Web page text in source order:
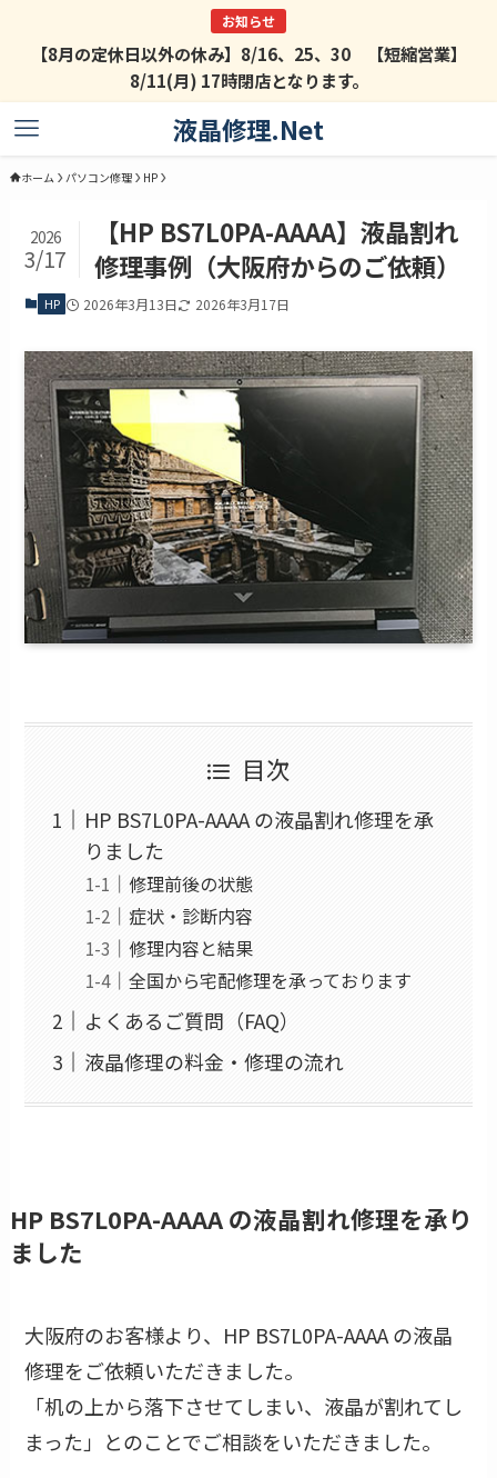
【8月の定休日以外の休み】8/16、25、30 【短縮営業】
8/11(月) 17時閉店となります。
液晶修理.Net
ホーム パソコン修理 HP
【HP BS7L0PA-AAAA】液晶割れ
修理事例（大阪府からのご依頼）
2026
3/17
HP 2026年3月13日 2026年3月17日
目次
HP BS7L0PA-AAAA の液晶割れ修理を承
りました
修理前後の状態
症状・診断内容
修理内容と結果
全国から宅配修理を承っております
よくあるご質問（FAQ）
液晶修理の料金・修理の流れ
HP BS7L0PA-AAAA の液晶割れ修理を承り
ました
大阪府のお客様より、HP BS7L0PA-AAAA の液晶
修理をご依頼いただきました。
「机の上から落下させてしまい、液晶が割れてし
まった」とのことでご相談をいただきました。